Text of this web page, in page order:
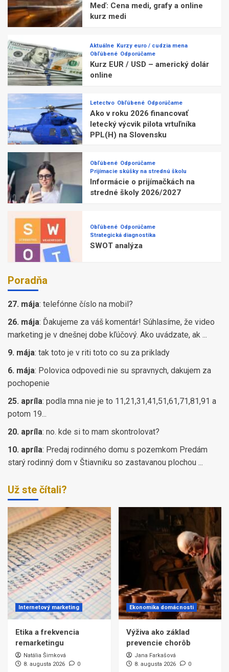
Meď: Cena medi, grafy a online
kurz medi
Aktuálne Kurzy euro / cudzia mena
Obľúbené Odporúčame
Kurz EUR / USD – americký dolár
online
Letectvo Obľúbené Odporúčame
Ako v roku 2026 financovať
letecký výcvik pilota vrtuľníka
PPL(H) na Slovensku
Obľúbené Odporúčame
Prijímacie skúšky na strednú školu
Informácie o prijímačkách na
stredné školy 2026/2027
Obľúbené Odporúčame
Strategická diagnostika
SWOT analýza
Poradňa
27. mája: telefónne číslo na mobil?
26. mája: Ďakujeme za váš komentár! Súhlasíme, že video
marketing je v dnešnej dobe kľúčový. Ako uvádzate, ak ...
9. mája: tak toto je v riti toto co su za priklady
6. mája: Polovica odpovedi nie su spravnych, dakujem za
pochopenie
25. apríla: podla mna nie je to 11,21,31,41,51,61,71,81,91 a
potom 19...
20. apríla: no. kde si to mam skontrolovat?
10. apríla: Predaj rodinného domu s pozemkom Predám
starý rodinný dom v Štiavniku so zastavanou plochou ...
Už ste čítali?
Internetový marketing
Etika a frekvencia
remarketingu
Natália Šimková
8. augusta 2026
0
Ekonomika domácnosti
Výživa ako základ
prevencie chorôb
Jana Farkašová
8. augusta 2026
0